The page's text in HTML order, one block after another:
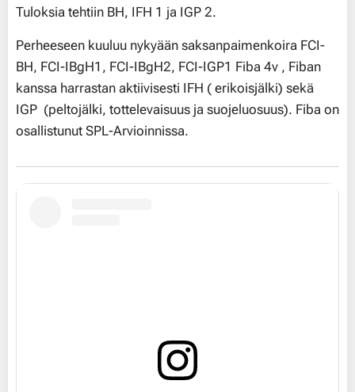
Tuloksia tehtiin BH, IFH 1 ja IGP 2.
Perheeseen kuuluu nykyään saksanpaimenkoira FCI-
BH, FCI-IBgH1, FCI-IBgH2, FCI-IGP1 Fiba 4v , Fiban
kanssa harrastan aktiivisesti IFH ( erikoisjälki) sekä
IGP (peltojälki, tottelevaisuus ja suojeluosuus). Fiba on
osallistunut SPL-Arvioinnissa.